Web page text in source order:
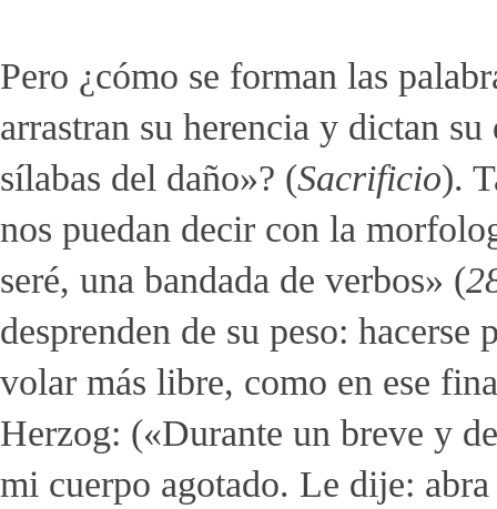
Pero ¿cómo se forman las
arrastran su herencia y dictan
sílabas del daño»? (Sacrificio).
nos puedan decir con la
seré, una bandada de verbos» (
desprenden de su peso:
volar más libre, como en ese
Herzog: («Durante un breve y
mi cuerpo agotado. Le dije: